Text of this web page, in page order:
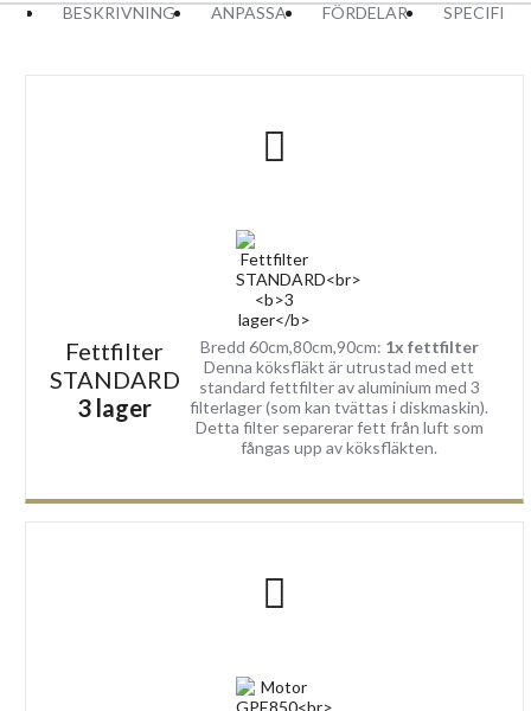
BESKRIVNING ANPASSA FÖRDELAR
Fettfilter
STANDARD
3 lager
Bredd 60cm,80cm,90cm: 1x fettfilter
Denna köksfläkt är utrustad med ett
standard fettfilter av aluminium med 3
filterlager (som kan tvättas i diskmaskin).
Detta filter separerar fett från luft som
fångas upp av köksfläkten.